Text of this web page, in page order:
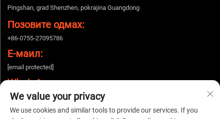
Pingshan, grad Shenzhen, pokrajina Guangdong
Позовите одмах:
+86-0755-27095786
Е-маил:
[email protected]
WhatsApp:
+86-15112424643
We value your privacy
We use cookies and similar tools to provide our services. If you